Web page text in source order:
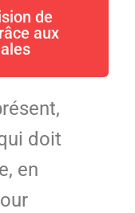
de
aux
doit
en